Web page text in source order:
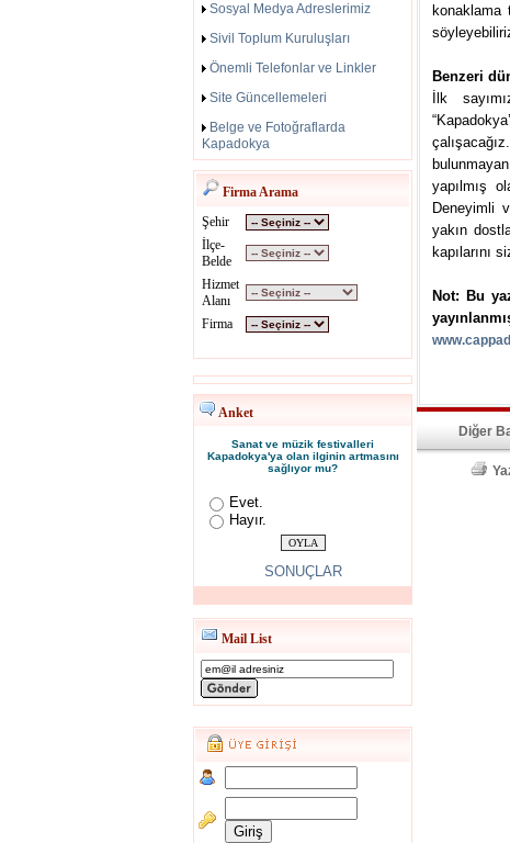
Sosyal Medya Adreslerimiz
Sivil Toplum Kuruluşları
Önemli Telefonlar ve Linkler
Site Güncellemeleri
Belge ve Fotoğraflarda
Kapadokya
Firma Arama
Şehir
İlçe-
Belde
Hizmet
Alanı
Firma
Anket
Sanat ve müzik festivalleri
Kapadokya'ya olan ilginin artmasını
sağlıyor mu?
Evet.
Hayır.
SONUÇLAR
Mail List
konaklama
Benzeri
İlk
yapılmış
Deneyimli
yakın
kapılarını
Not: Bu
Diğer